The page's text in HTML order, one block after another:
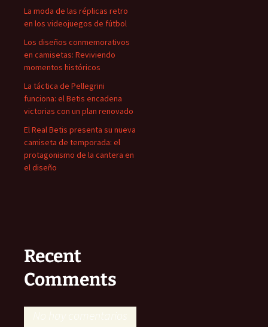
La moda de las réplicas retro
en los videojuegos de fútbol
Los diseños conmemorativos
en camisetas: Reviviendo
momentos históricos
La táctica de Pellegrini
funciona: el Betis encadena
victorias con un plan renovado
El Real Betis presenta su nueva
camiseta de temporada: el
protagonismo de la cantera en
el diseño
Recent
Comments